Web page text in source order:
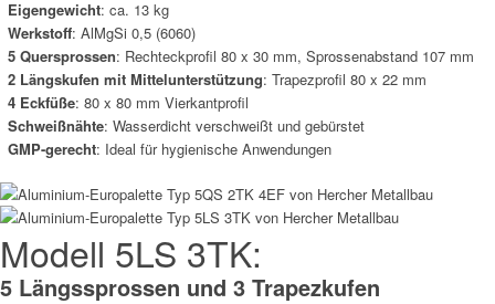
Eigengewicht: ca. 13 kg
Werkstoff: AlMgSi 0,5 (6060)
5 Quersprossen: Rechteckprofil 80 x 30 mm, Sprossenabstand 107 mm
2 Längskufen mit Mittelunterstützung: Trapezprofil 80 x 22 mm
4 Eckfüße: 80 x 80 mm Vierkantprofil
Schweißnähte: Wasserdicht verschweißt und gebürstet
GMP-gerecht: Ideal für hygienische Anwendungen
Modell 5LS 3TK:
5 Längssprossen und 3 Trapezkufen